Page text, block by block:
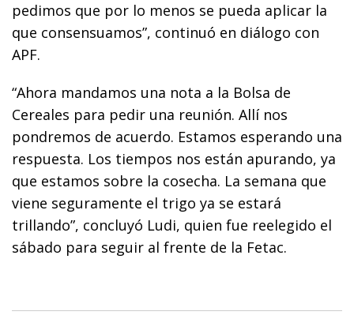
pedimos que por lo menos se pueda aplicar la
que consensuamos”, continuó en diálogo con
APF.
“Ahora mandamos una nota a la Bolsa de
Cereales para pedir una reunión. Allí nos
pondremos de acuerdo. Estamos esperando una
respuesta. Los tiempos nos están apurando, ya
que estamos sobre la cosecha. La semana que
viene seguramente el trigo ya se estará
trillando”, concluyó Ludi, quien fue reelegido el
sábado para seguir al frente de la Fetac.